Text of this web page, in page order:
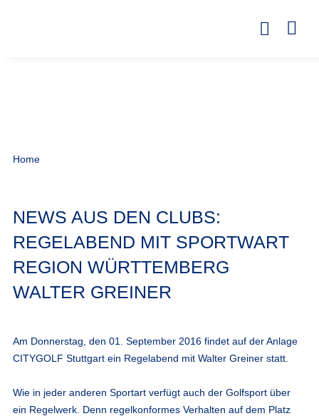
Home
NEWS AUS DEN CLUBS:
REGELABEND MIT SPORTWART
REGION WÜRTTEMBERG
WALTER GREINER
Am Donnerstag, den 01. September 2016 findet auf der Anlage
CITYGOLF Stuttgart ein Regelabend mit Walter Greiner statt.
Wie in jeder anderen Sportart verfügt auch der Golfsport über
ein Regelwerk. Denn regelkonformes Verhalten auf dem Platz